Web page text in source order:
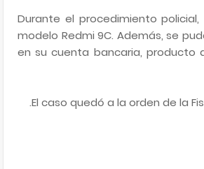
Durante el procedimiento
modelo Redmi 9C. Además, se
en su cuenta bancaria, producto
El caso quedó a la orden de la